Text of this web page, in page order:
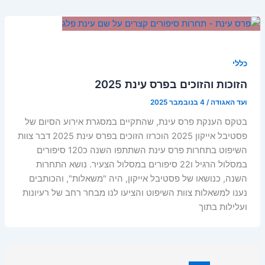
כללי
הזוכות והזוכים בפרס עינת 2025
ועד האגודה/ 4 בנובמבר 2025
בטקס הענקת פרס עינת, שהתקיים במסגרת אירוע הסיום של
פסטיבל אייקון 2025 הוכרזו הזוכים בפרס עינת 2025 דבר צוות
השיפוט בתחרות פרס עינת השתתפו השנה כ120 סיפורים
במסלול הרגיל ו22 סיפורים במסלול הצעיר. נושא התחרות
השנה, כנושאו של פסטיבל אייקון, היה "משאלות", והכותבים
נענו למשאלות צוות השיפוט והציעו לנו מבחר רחב של רעיונות
ועלילות בתוך